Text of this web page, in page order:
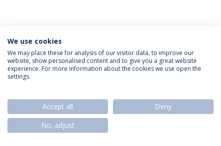
Política de Privacidade
Termos & Condições
Direitos do Titular dos Dados
© 2026 Universidade Católica Portuguesa
We use cookies
We may place these for analysis of our visitor data, to improve our
website, show personalised content and to give you a great website
experience. For more information about the cookies we use open the
settings.
Accept all
Deny
No, adjust